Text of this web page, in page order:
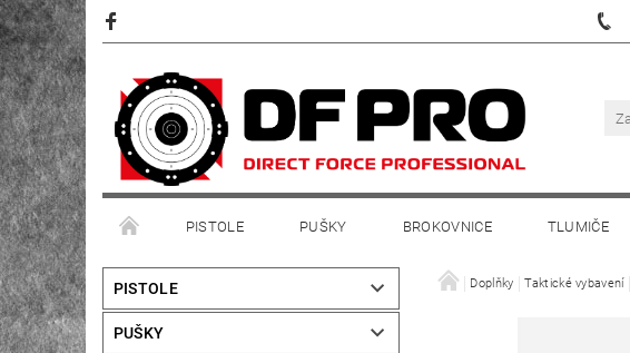
PISTOLE PUŠKY BROKOVNICE TLUMIČE
PISTOLE
PUŠKY
Doplňky Taktické vybavení